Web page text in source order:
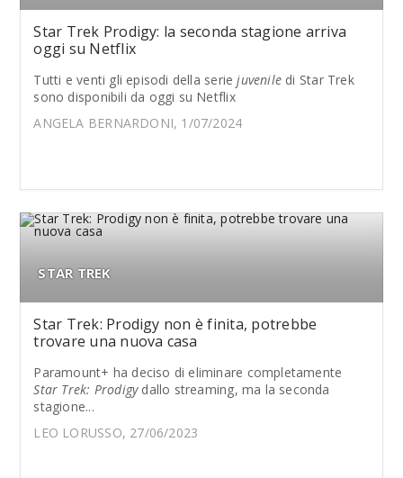
Star Trek Prodigy: la seconda stagione arriva
oggi su Netflix
Tutti e venti gli episodi della seriejuvenile di Star Trek
sono disponibili da oggi su Netflix
ANGELA BERNARDONI, 1/07/2024
STAR TREK
Star Trek: Prodigy non è finita, potrebbe
trovare una nuova casa
Paramount+ ha deciso di eliminare completamente
Star Trek: Prodigydallo streaming, ma la seconda
stagione...
LEO LORUSSO, 27/06/2023